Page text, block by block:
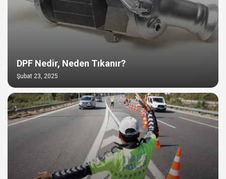
DPF Nedir, Neden Tıkanır?
Şubat 23, 2025